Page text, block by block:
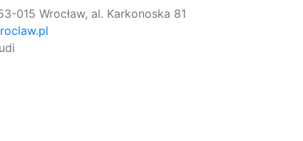
015 Wrocław, al. Karkonoska 81